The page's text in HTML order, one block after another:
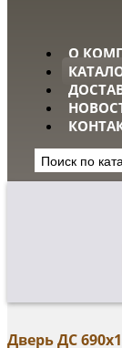
О
Дверь ДС